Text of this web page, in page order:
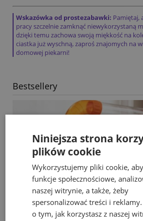
Wskazówka od prostezabawki: Pamiętaj,
pracy szczelnie zamknąć niewykorzystaną
dzięki temu zachowa swoją miękkość na
ciastka już wyschną, zaproś znajomych na
domowej piekarni!
Bestsellery
Niniejsza strona
plików cookie
Wykorzystujemy pliki cookie,
funkcje społecznościowe,
naszej witrynie, a także, żeby
spersonalizować treści i
o tym, jak korzystasz z naszej